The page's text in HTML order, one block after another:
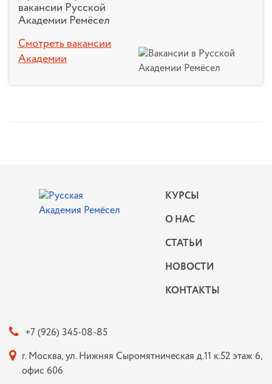
вакансии Русской
Академии Ремёсел
Смотреть вакансии
Академии
КУРСЫ
О НАС
СТАТЬИ
НОВОСТИ
КОНТАКТЫ
+7 (926) 345-08-85
г. Москва, ул. Нижняя Сыромятническая д.11 к.52 этаж 6,
офис 606